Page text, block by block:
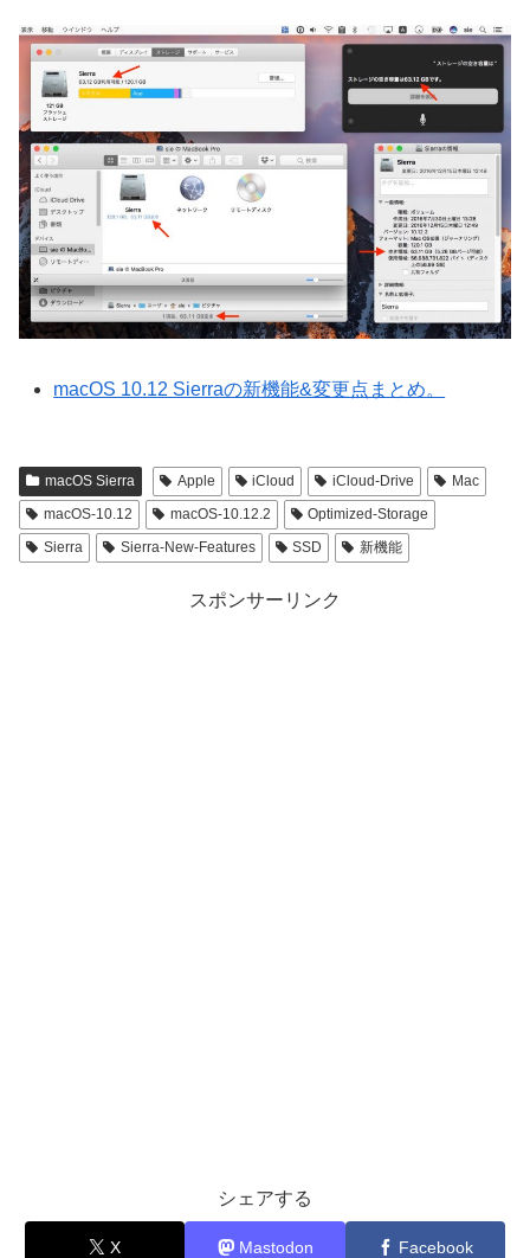
macOS 10.12 Sierraの新機能&変更点まとめ。
macOS Sierra Apple iCloud iCloud-Drive
Mac
macOS-10.12
macOS-10.12.2
Optimized-Storage
Sierra
Sierra-New-Features SSD 新機能
スポンサーリンク
シェアする
X Mastodon Facebook